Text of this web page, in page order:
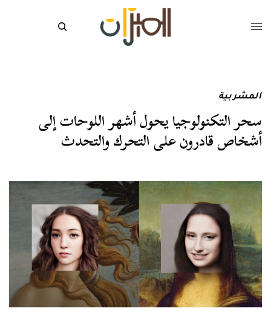
المشربية
سحر التكنولوجيا يحول أشهر اللوحات إلى
أشخاص قادرون على التحرك والتحدث